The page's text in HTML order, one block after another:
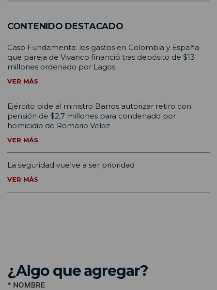
CONTENIDO DESTACADO
Caso Fundamenta: los gastos en Colombia y España
que pareja de Vivanco financió tras depósito de $13
millones ordenado por Lagos
VER MÁS
Ejército pide al ministro Barros autorizar retiro con
pensión de $2,7 millones para condenado por
homicidio de Romario Veloz
VER MÁS
La seguridad vuelve a ser prioridad
VER MÁS
¿Algo que agregar?
* NOMBRE